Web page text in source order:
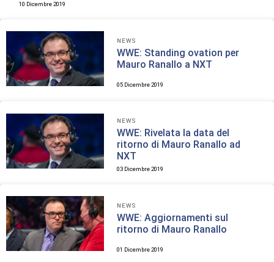
10 Dicembre 2019
NEWS
WWE: Standing ovation per
Mauro Ranallo a NXT
05 Dicembre 2019
NEWS
WWE: Rivelata la data del
ritorno di Mauro Ranallo ad
NXT
03 Dicembre 2019
NEWS
WWE: Aggiornamenti sul
ritorno di Mauro Ranallo
01 Dicembre 2019